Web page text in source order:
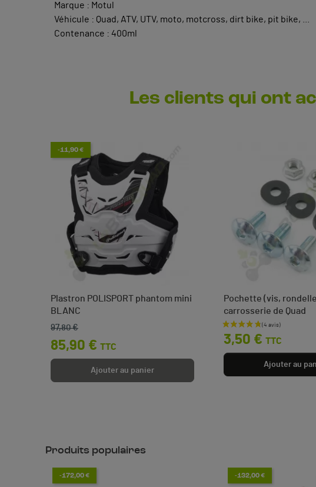
Marque : Motul
Véhicule : Quad, ATV, UTV, moto, motcross, dirt bike, pit bike, ...
Contenance : 400ml
Les clients qui ont
-11,90 €
Plastron POLISPORT phantom mini
BLANC
Prix de base
97,80 €
Prix
85,90 € TTC
Ajouter au panier
Pochette (vis,
carrosserie de Quad
Prix
3,50 € TTC
Ajouter au
Produits populaires
-172,00 € -132,00 €